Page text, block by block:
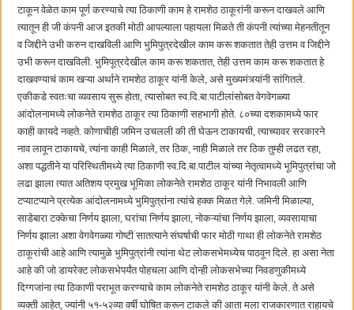
टाकून वेळेत काम पूर्ण करण्याचे त्या ठिकाणी काम हे रामशेठ ठाकूरांनी करून दाखवले आणि
त्यातून ही जी कंपनी आज इतकी मोठी आपल्याला पहायला मिळते ती कंपनी त्यांच्या मेहनतीतून
व जिद्दीने उभी करुन दाखविली आणि भुमिपुत्रदेखील काम करू शकतात तेही उत्तम व जिद्दीने
उभी करून दाखविली. भुमिपूत्रदेखील काम करू शकतात, तेही उत्तम काम करू शकतात हे
दाखवण्याचं काम खऱ्या अर्थाने रामशेठ ठाकूर यांनी केले, असे मुख्यमंत्र्यांनी सांगितले.
एकीकडे स्वतःचा व्यवसाय सुरू होता, त्यासोबत स्व.दि.बा.पाटीलांसोबत वेगवेगळ्या
आंदोलनामध्ये लोकनेते रामशेठ ठाकूर त्या ठिकाणी सहभागी होते. ८०च्या दशकामध्ये फार
काही कायदे नव्हते. कोणाचीही जमिन उचलली की ती घेऊन टाकायची, त्याच्यावर सरकारने
नाव लावून टाकायचे, त्यांना काही मिळाले, तर ठिक, नाही मिळाले तर ठिक तुम्ही लढत रहा,
अशा पद्धतीने या परिस्थितीमध्ये त्या ठिकाणी स्व.दि.बा.पाटील यांच्या नेतृत्वामध्ये भूमिपुत्रांचा जो
लढा झाला त्यात अतिशय प्रमुख भूमिका लोकनेते रामशेठ ठाकूर यांनी निभावली आणि
टप्याटप्याने प्रत्येक आंदोलनामध्ये भुमिपुत्रांना त्यांचे हक्क मिळत गेले. जमिनी मिळाल्या,
साडेबारा टक्केचा निर्णय झाला, घरांचा निर्णय झाला, नोकऱ्यांचा निर्णय झाला, व्यवसायाचा
निर्णय झाला अशा वेगवेगळ्या गोष्टी सातत्याने संघर्षाची फार मोठी गाथा ही लोकनेते रामशेठ
ठाकूरांची आहे आणि त्यामुळे भुमिपुत्रांनी त्यांना थेट लोकसभेमध्येच पाठवून दिले. हा असा नेता
आहे की जो डायरेक्ट लोकसभेपर्यंत पोहचला आणि दोन्ही लोकसभेच्या निवडणुकीमध्ये
दिग्गजांना त्या ठिकाणी पराभूत करण्याचे काम लोकनेते रामशेठ ठाकूर यांनी केले. ते असे
व्यक्ती आहेत, ज्यांनी ५१-५२व्या वर्षी घोषित करून टाकले की आता मला राजकारणात राहायचे